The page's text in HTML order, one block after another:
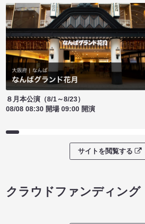
８月本公演（8/1～8/23）
08/08 08:30 開場 09:00 開演
サイトを閲覧する
クラウドファンディング